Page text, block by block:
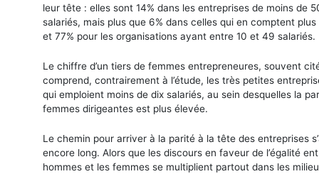
leur tête : elles sont 14% dans les entreprises de moins de
salariés, mais plus que 6% dans celles qui en comptent
et 77% pour les organisations ayant entre 10 et 49 salariés.
Le chiffre d’un tiers de femmes entrepreneures, souvent
comprend, contrairement à l’étude, les très petites
qui emploient moins de dix salariés, au sein desquelles la
femmes dirigeantes est plus élevée.
Le chemin pour arriver à la parité à la tête des entreprises
encore long. Alors que les discours en faveur de l’égalité
hommes et les femmes se multiplient partout dans les